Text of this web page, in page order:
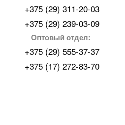
+375 (29) 311-20-03
+375 (29) 239-03-09
Оптовый отдел:
+375 (29) 555-37-37
+375 (17) 272-83-70